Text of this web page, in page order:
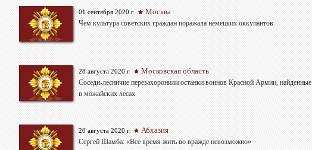
01 сентября 2020 г. Москва
Чем культура советских граждан поражала немецких оккупантов
28 августа 2020 г. Московская область
Соседи-лесничие перезахоронили останки воинов Красной Армии, найденные
в можайских лесах
20 августа 2020 г. Абхазия
Сергей Шамба: «Все время жить во вражде невозможно»